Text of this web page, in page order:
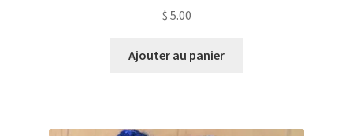
$ 5.00
Ajouter au panier